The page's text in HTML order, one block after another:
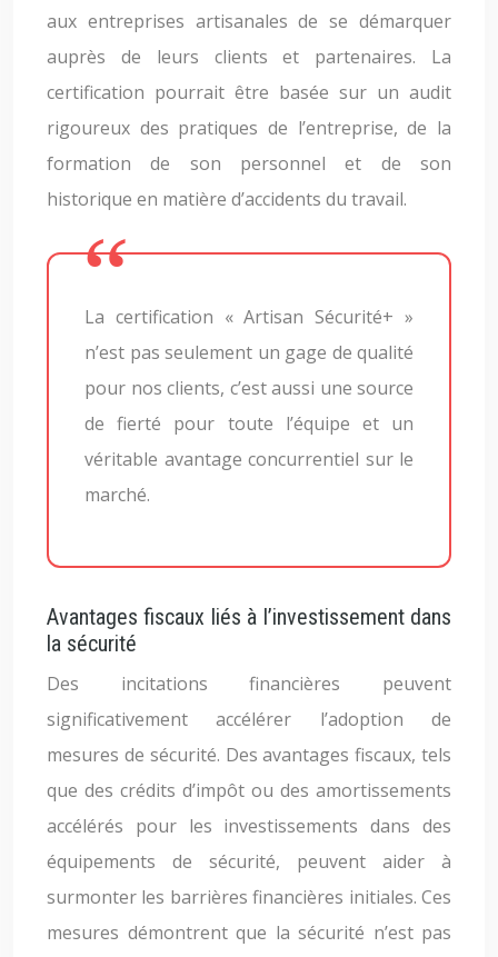
aux entreprises artisanales de se démarquer
auprès de leurs clients et partenaires. La
certification pourrait être basée sur un audit
rigoureux des pratiques de l’entreprise, de la
formation de son personnel et de son
historique en matière d’accidents du travail.
La certification « Artisan Sécurité+ »
n’est pas seulement un gage de qualité
pour nos clients, c’est aussi une source
de fierté pour toute l’équipe et un
véritable avantage concurrentiel sur le
marché.
Avantages fiscaux liés à l’investissement dans
la sécurité
Des incitations financières peuvent
significativement accélérer l’adoption de
mesures de sécurité. Des avantages fiscaux, tels
que des crédits d’impôt ou des amortissements
accélérés pour les investissements dans des
équipements de sécurité, peuvent aider à
surmonter les barrières financières initiales. Ces
mesures démontrent que la sécurité n’est pas